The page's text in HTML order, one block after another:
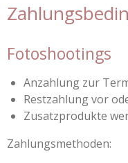
Fotoshootings
Anzahlung zur
Restzahlung vor
Zusatzprodukte
Zahlungsmethoden: